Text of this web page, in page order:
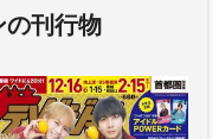
刊行物